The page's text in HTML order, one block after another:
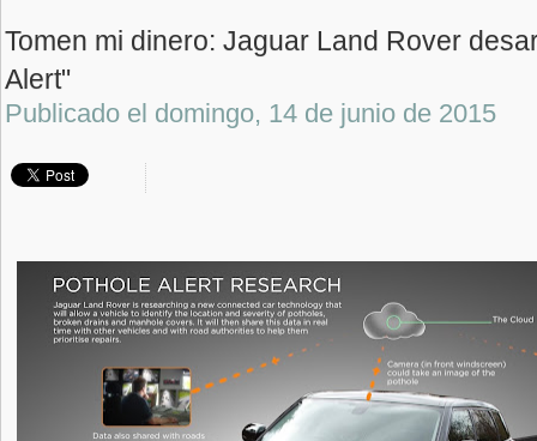
Tomen mi dinero: Jaguar Land Rover
Alert"
Publicado el domingo, 14 de junio de 2015